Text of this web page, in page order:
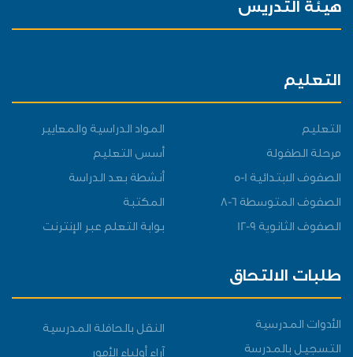
هيئة التدريس
التعليم
التعليم
مرحلة الطفولة
الصفوف الابتدائية 1-5
الصفوف المتوسطة 6-8
الصفوف الثانوية 9-12
المواد الدراسية والمعايير
أسس التعليم
أنشطة بعد الدراسة
المكتبة
بوابة التعلم عبر الإنترنت
طلبات الالتحاق
الأدوات المدرسية
التسجيل بالمدرسة
النقل بالحافلة المدرسية
آراء أولياء الأمور